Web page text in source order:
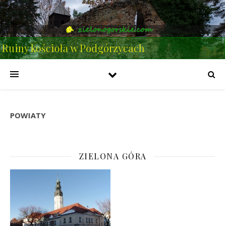
Ruiny kościoła w Podgórzycach
POWIATY
ZIELONA GÓRA